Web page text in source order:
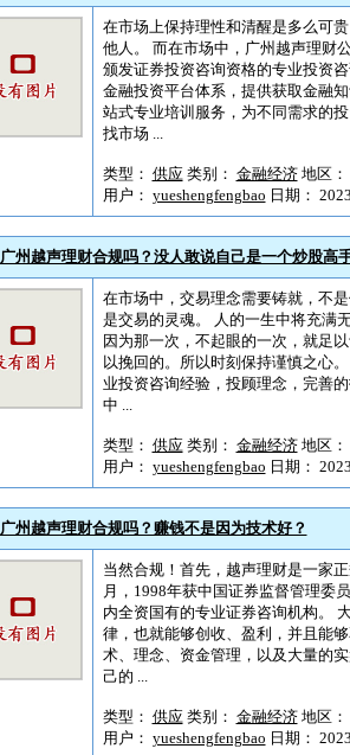
在市场上保持理性和清醒是多么可
他人。 而在市场中，广州越声理财
颁发证券投资咨询资格的专业投资
金融投资平台体系，提供获取金融
站式专业培训服务，为不同需求的
找市场 ...
类型： 供应类别： 金融经济地区：
用户： yueshengfengbao 日期：
广州越声理财合规吗？没人敢说自己是一个炒股高
在市场中，交易理念需要铸就，不
是交易的灵魂。 人的一生中将充满
因为那一次，不起眼的一次，就足
以挽回的。所以时刻保持谨慎之心
业投资咨询经验，投顾理念，完善
中 ...
类型： 供应类别： 金融经济地区：
用户： yueshengfengbao 日期：
广州越声理财合规吗？赚钱不是因为技术好？
当然合规！首先，越声理财是一家
月，1998年获中国证券监督管理委
内全资国有的专业证券咨询机构。
律，也就能够创收、盈利，并且能
术、理念、资金管理，以及大量的
己的 ...
类型： 供应类别： 金融经济地区：
用户： yueshengfengbao 日期：